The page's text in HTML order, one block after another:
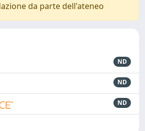
da parte dell'ateneo
ND
ND
ND